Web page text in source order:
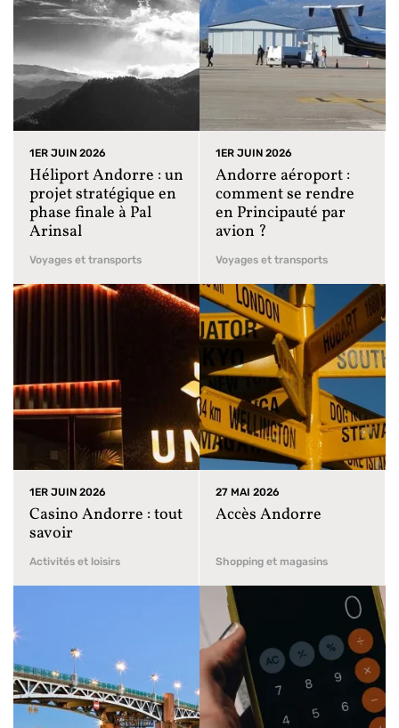
1ER JUIN 2026
Héliport Andorre : un
projet stratégique en
phase finale à Pal
Arinsal
Voyages et transports
1ER JUIN 2026
Andorre aéroport :
comment se rendre
en Principauté par
avion ?
Voyages et transports
1ER JUIN 2026
Casino Andorre : tout
savoir
Activités et loisirs
27 MAI 2026
Accès Andorre
Shopping et magasins